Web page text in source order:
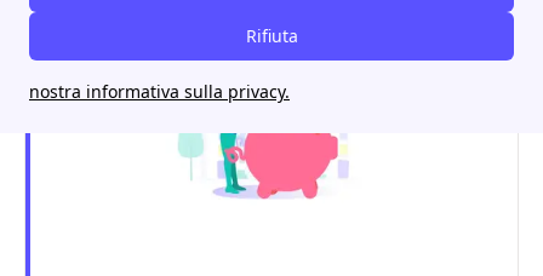
Rifiuta
nostra informativa sulla privacy.